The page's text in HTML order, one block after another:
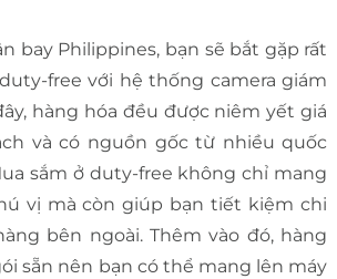
bay Philippines, bạn sẽ bắt gặp rất
free với hệ thống camera giám
hàng hóa đều được niêm yết giá
và có nguồn gốc từ nhiều quốc
sắm ở duty-free không chỉ mang
vị mà còn giúp bạn tiết kiệm chi
bên ngoài. Thêm vào đó, hàng
sẵn nên bạn có thể mang lên máy